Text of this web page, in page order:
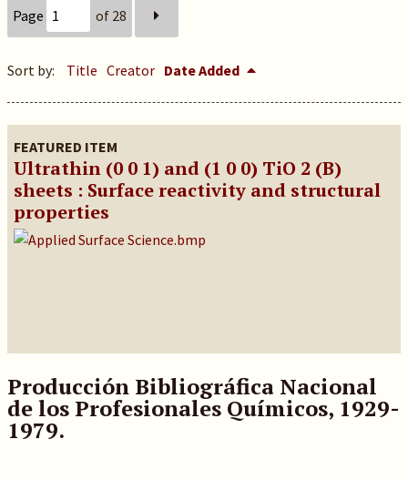
Page of 28
Sort by: Title Creator Date Added
FEATURED ITEM
Ultrathin (0 0 1) and (1 0 0) TiO 2 (B)
sheets : Surface reactivity and structural
properties
Producción Bibliográfica Nacional
de los Profesionales Químicos, 1929-
1979.